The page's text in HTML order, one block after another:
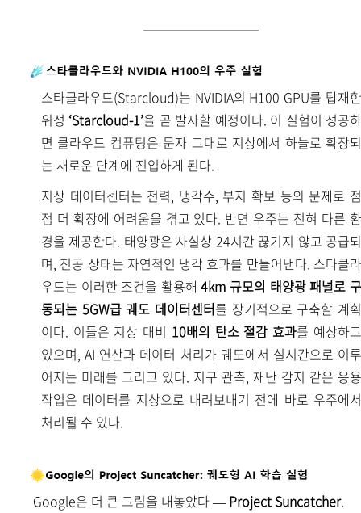
스타클라우드(Starcloud)는 NVIDIA의 H100 GPU를 탑재한
위성 ‘Starcloud-1’을 곧 발사할 예정이다. 이 실험이 성공
면 클라우드 컴퓨팅은 문자 그대로 지상에서 하늘로 확장되
는 새로운 단계에 진입하게 된다.
지상 데이터센터는 전력, 냉각수, 부지 확보 등의 문제로 점
점 더 확장에 어려움을 겪고 있다. 반면 우주는 전혀 다른 환
경을 제공한다. 태양광은 사실상 24시간 끊기지 않고 공급되
며, 진공 상태는 자연적인 냉각 효과를 만들어낸다. 스타클라
우드는 이러한 조건을 활용해4km 규모의 태양광 패널로 구
동되는 5GW급 궤도 데이터센터를 장기적으로 구축할 계획
이다. 이들은 지상 대비 10배의 탄소 절감 효과를 예상하고
있으며, AI 연산과 데이터 처리가 궤도에서 실시간으로 이루
어지는 미래를 그리고 있다. 지구 관측, 재난 감지 같은 응용
작업은 데이터를 지상으로 내려보내기 전에 바로 우주에서
처리될 수 있다.
Google은 더 큰 그림을 내놓았다 — Project Suncatcher.